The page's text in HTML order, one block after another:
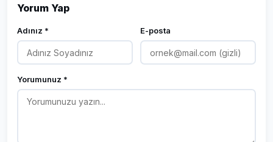
Yorum Yap
Adınız * E-posta
Yorumunuz *